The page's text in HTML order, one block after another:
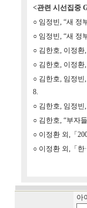
<관련 시선집중
○임정빈, “새 정
○ 임정빈, “새 정
○ 김한호, 이정환
○ 김한호, 이정환
○ 김한호, 임정빈
8.
○ 김한호, 임정빈
○ 김한호, “부자
○ 이정환 외,「
○ 이정환 외,「한
아